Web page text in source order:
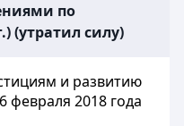
по
(утратил силу)
и развитию
февраля 2018 года